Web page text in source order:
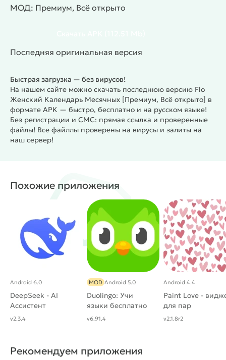
Полный календарь менструального цикла
Персональные рекомендации на основе данных
Конфиденциальность и защита данных
Доступ ко всем функциям премиум-версии
#Жанр: Приложения / Здоровье и Фитнес /
MOD
МОД: Премиум, Всё открыто
Последняя оригинальная версия
Быстрая загрузка — без вирусов!
На нашем сайте можно скачать последнюю версию Flo
Женский Календарь Месячных [Премиум, Всё открыто] в
формате APK — быстро, бесплатно и на русском языке!
Без регистрации и СМС: прямая ссылка и проверенные
файлы! Все файллы проверены на вирусы и залиты на
наш сервер!
Похожие приложения
DeepSeek - AI
Ассистент
Android 6.0
v2.3.4
Duolingo: Учи
языки бесплатно
[Unlocked]
MOD Android 5.0
v6.91.4
Paint Love -
для пар
Android 4.4
v2.1.8r2
Рекомендуем приложения